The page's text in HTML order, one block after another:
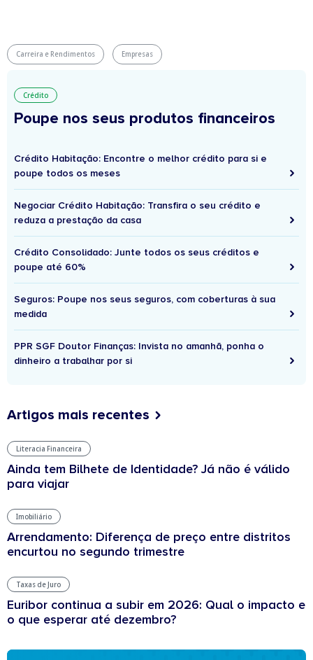
Carreira e Rendimentos Empresas
Crédito
Poupe nos seus produtos financeiros
Crédito Habitação: Encontre o melhor crédito para si e
poupe todos os meses
Negociar Crédito Habitação: Transfira o seu crédito e
reduza a prestação da casa
Crédito Consolidado: Junte todos os seus créditos e
poupe até 60%
Seguros: Poupe nos seus seguros, com coberturas à sua
medida
PPR SGF Doutor Finanças: Invista no amanhã, ponha o
dinheiro a trabalhar por si
Artigos mais recentes
Literacia Financeira
Ainda tem Bilhete de Identidade? Já não é válido
para viajar
Imobiliário
Arrendamento: Diferença de preço entre distritos
encurtou no segundo trimestre
Taxas de Juro
Euribor continua a subir em 2026: Qual o impacto e
o que esperar até dezembro?